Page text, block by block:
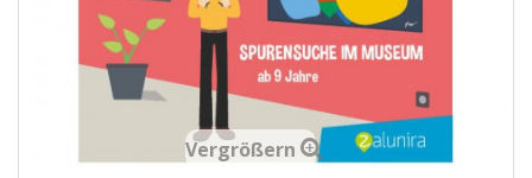
Vergrößern